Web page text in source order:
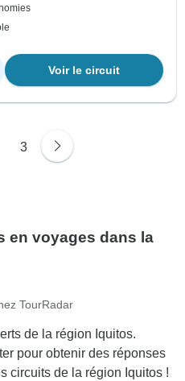
Voir le circuit
3
en voyages dans la
TourRadar
de la région Iquitos.
pour obtenir des réponses
circuits de la région Iquitos !